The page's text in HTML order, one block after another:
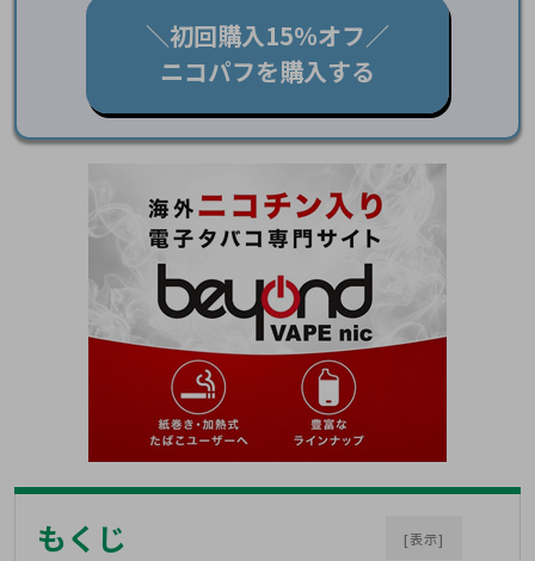
＼初回購入15％オフ／
ニコパフを購入する
もくじ [表示]